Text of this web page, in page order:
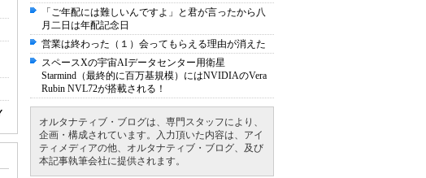
「ご年配には難しいんですよ」と君が言ったから八
月二日は年配記念日
営業は終わった（１）会ってもらえる理由が消えた
スペースXの宇宙AIデータセンター用衛星
Starmind（最終的に百万基規模）にはNVIDIAのVera
Rubin NVL72が搭載される！
オルタナティブ・ブログは、専門スタッフにより、
企画・構成されています。入力頂いた内容は、アイ
ティメディアの他、オルタナティブ・ブログ、及び
本記事執筆会社に提供されます。